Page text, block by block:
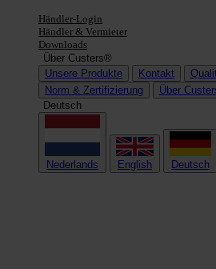
Händler-Login
Händler & Vermieter
Downloads
Über Custers®
Unsere Produkte
Kontakt
Norm & Zertifizierung
Über
Deutsch
Nederlands English Deutsch